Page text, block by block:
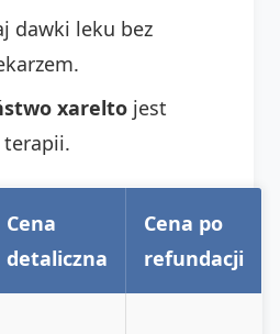
dawki leku bez
xarelto jest
Cena
detaliczna
Cena po
refundacji